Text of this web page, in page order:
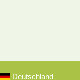
Deutschland